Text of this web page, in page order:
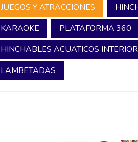
JUEGOS Y ATRACCIONES
KARAOKE
PLATAFORMA 360
HINCHABLES ACUATICOS
LAMBETADAS